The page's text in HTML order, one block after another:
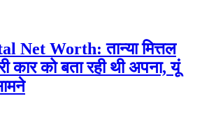
Net Worth: तान्या मित्तल
कार को बता रही थी अपना, यूं